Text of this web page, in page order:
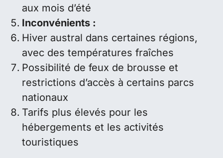
aux mois d’été
Inconvénients :
Hiver austral dans certaines régions,
avec des températures fraîches
Possibilité de feux de brousse et
restrictions d’accès à certains parcs
nationaux
Tarifs plus élevés pour les
hébergements et les activités
touristiques